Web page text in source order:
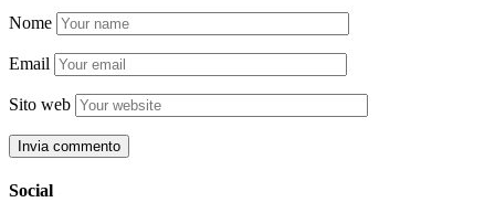
Nome
Email
Sito web
Social